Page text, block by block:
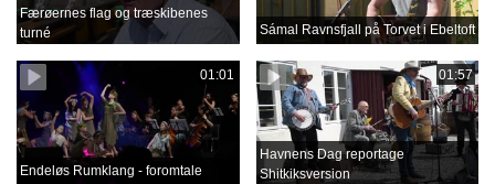
Færøernes flag og træskibenes
turné
Sámal Ravnsfjall på Torvet i Ebeltoft
01:01
Endeløs Rumklang - foromtale
01:57
Havnens Dag reportage
Shitkiksversion